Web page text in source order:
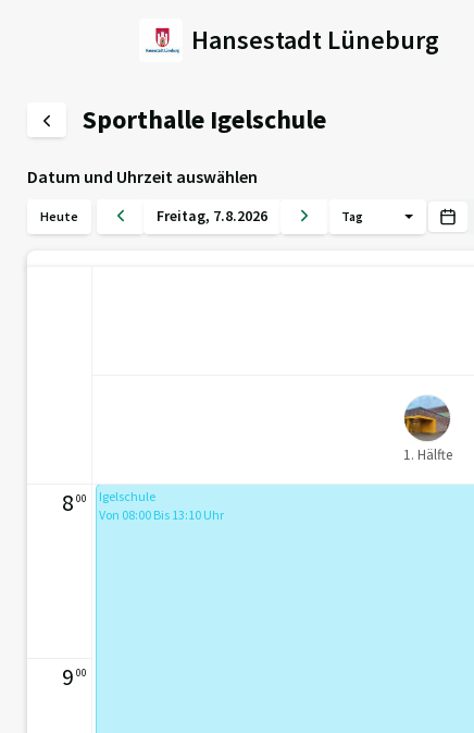
Hansestadt Lüneburg
Sporthalle Igelschule
Datum und Uhrzeit auswählen
Heute Freitag, 7.8.2026 Tag
1. Hälfte
8 00
9 00
Igelschule
Von 08:00 Bis 13:10 Uhr